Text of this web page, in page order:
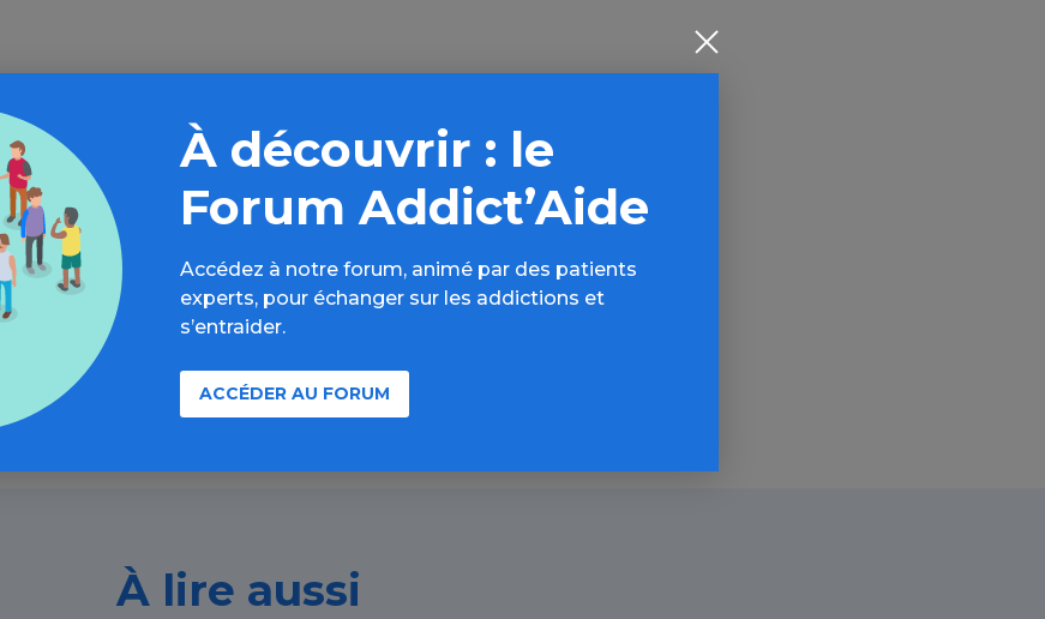
loin sur l’espace Jeux d’argent et de
hasard
parcours d’évaluations, bonnes pratiques, FAQ,
annuaires, ressources, actualités...
À lire aussi
À découvrir : le
Forum Addict’Aide
Accédez à notre forum, animé par des patients
experts, pour échanger sur les addictions et
s’entraider.
ACCÉDER AU FORUM